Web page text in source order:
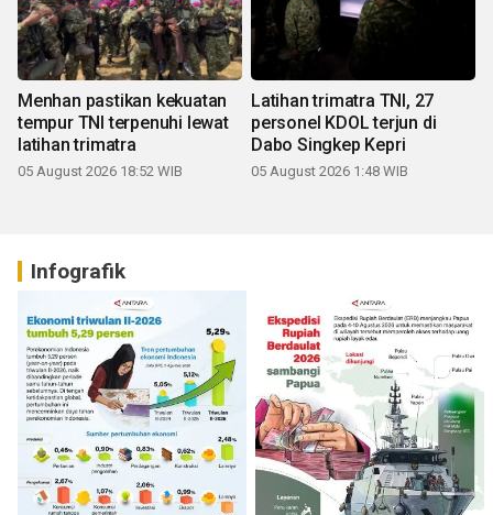
Menhan pastikan kekuatan
tempur TNI terpenuhi lewat
latihan trimatra
05 August 2026 18:52 WIB
Latihan trimatra TNI, 27
personel KDOL terjun di
Dabo Singkep Kepri
05 August 2026 1:48 WIB
Infografik